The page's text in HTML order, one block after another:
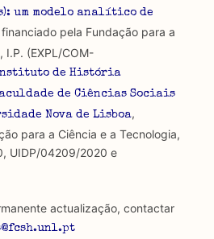
um modelo analítico de
pela Fundação para a
I.P. (EXPL/COM-
de História
de Ciências Sociais
Nova de Lisboa,
para a Ciência e a Tecnologia,
UIDP/04209/2020 e
actualização, contactar